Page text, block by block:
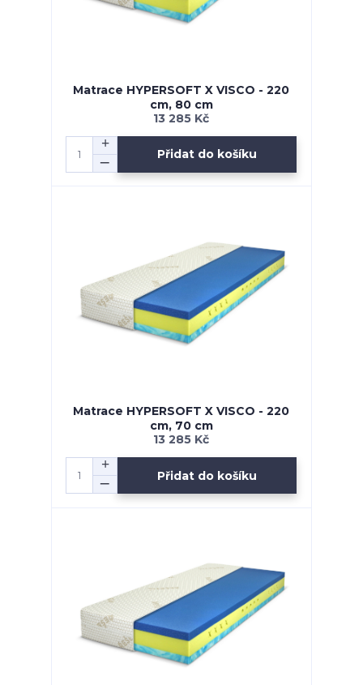
Matrace HYPERSOFT X VISCO - 220
cm, 80 cm
13 285 Kč
Přidat do košíku
Matrace HYPERSOFT X VISCO - 220
cm, 70 cm
13 285 Kč
Přidat do košíku